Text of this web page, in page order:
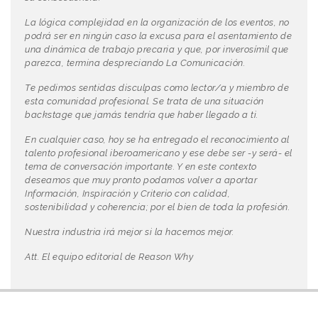
La lógica complejidad en la organización de los eventos, no
podrá ser en ningún caso la excusa para el asentamiento de
una dinámica de trabajo precaria y que, por inverosímil que
parezca, termina despreciando La Comunicación.
Te pedimos sentidas disculpas como lector/a y miembro de
esta comunidad profesional. Se trata de una situación
backstage que jamás tendría que haber llegado a ti.
En cualquier caso, hoy se ha entregado el reconocimiento al
talento profesional iberoamericano y ese debe ser -y será- el
tema de conversación importante. Y en este contexto
deseamos que muy pronto podamos volver a aportar
Información, Inspiración y Criterio con calidad,
sostenibilidad y coherencia; por el bien de toda la profesión.
Nuestra industria irá mejor si la hacemos mejor.
Att. El equipo editorial de Reason Why